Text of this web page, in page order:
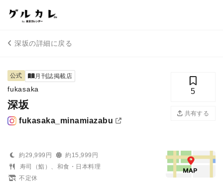
深坂の詳細に戻る
公式 月刊誌掲載店
fukasaka
深坂
fukasaka_minamiazabu
5
共有する
約29,999円
約15,999円
寿司（鮨）、和食・日本料理
不定休